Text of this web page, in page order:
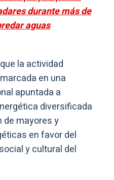
durante más de
aguas
la actividad
en una
apuntada a
diversificada
de mayores y
en favor del
y cultural del